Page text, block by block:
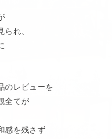
れ、
のレビューを
全てが
感を残さず